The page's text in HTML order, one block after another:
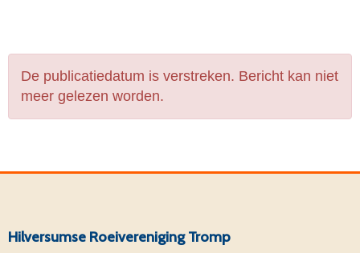
De publicatiedatum is verstreken. Bericht kan niet
meer gelezen worden.
Hilversumse Roeivereniging Tromp